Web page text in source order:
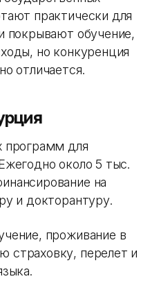
практически для
покрывают обучение,
но конкуренция
отличается.
программ для
около 5 тыс.
на
и докторантуру.
проживание в
перелет и